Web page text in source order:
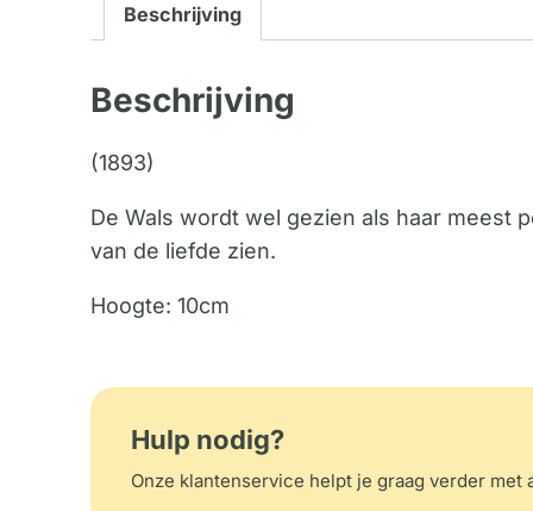
Beschrijving
Beschrijving
(1893)
De Wals wordt wel gezien als haar meest
van de liefde zien.
Hoogte: 10cm
Hulp nodig?
Onze klantenservice helpt je graag verder met